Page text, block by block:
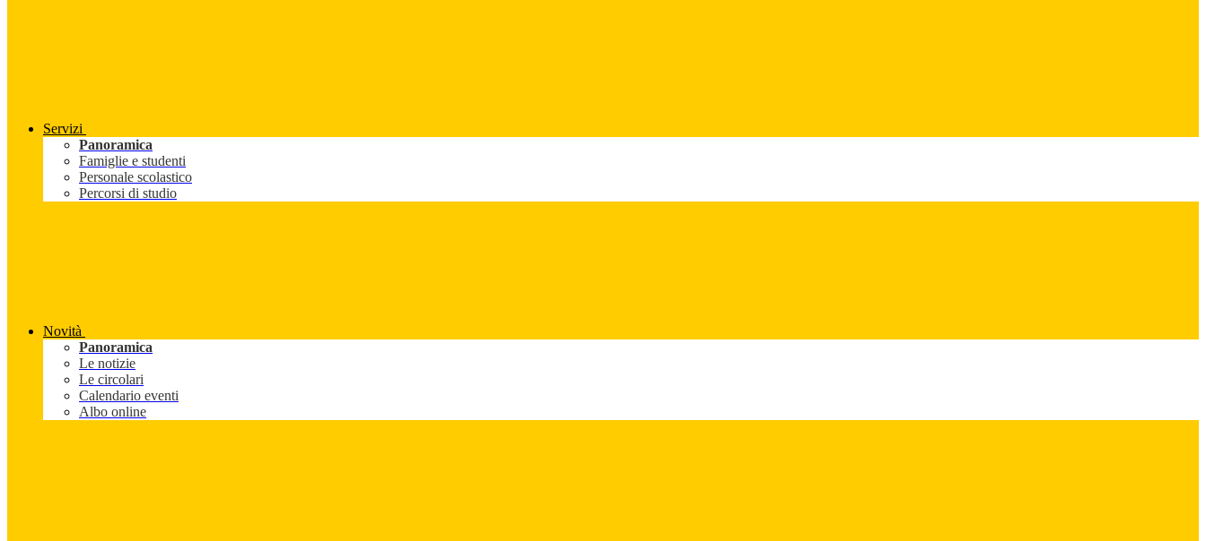
Servizi
Panoramica
Famiglie e studenti
Personale scolastico
Percorsi di studio
Novità
Panoramica
Le notizie
Le circolari
Calendario eventi
Albo online